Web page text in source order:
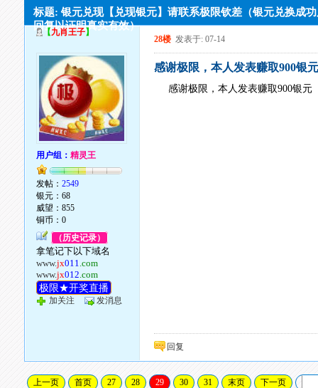
标题: 银元兑现【兑现银元】请联系极限钦差（银元兑换成
回复以证明真实有效）
【九肖王子】
用户组：精灵王
发帖：2549
银元：68
威望：855
铜币：0
（历史记录）
拿笔记下以下域名
www.jx011.com
www.jx012.com
极限★开奖直播
加关注 发消息
28楼 发表于: 07-14
感谢极限，本人发表赚取900银
感谢极限，本人发表赚取900银元
回复
上一页 首页 27 28 29 30 31 末页 下一页